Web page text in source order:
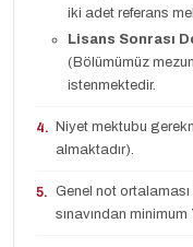
iki adet referans
Lisans Sonrası
(Bölümümüz
istenmektedir.
4.
Niyet mektubu
almaktadır).
5. Genel not
sınavından minimum